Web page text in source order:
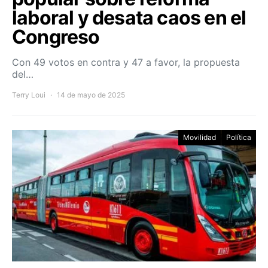
laboral y desata caos en el
Congreso
Con 49 votos en contra y 47 a favor, la propuesta
del…
Terry Loui 14 de mayo de 2025
Movilidad Política